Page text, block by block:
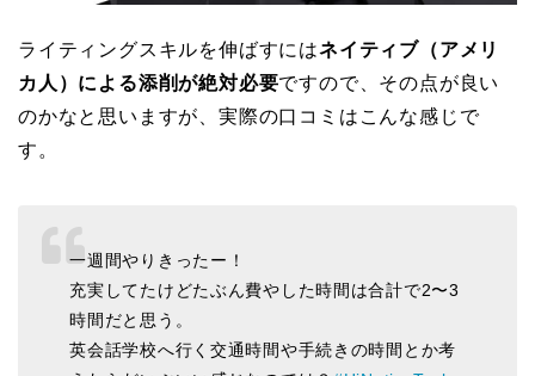
ライティングスキルを伸ばすにはネイティブ（アメリ
カ人）による添削が絶対必要ですので、その点が良い
のかなと思いますが、実際の口コミはこんな感じで
す。
一週間やりきったー！
充実してたけどたぶん費やした時間は合計で2〜3
時間だと思う。
英会話学校へ行く交通時間や手続きの時間とか考